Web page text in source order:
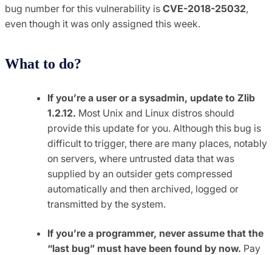
bug number for this vulnerability is CVE-2018-25032,
even though it was only assigned this week.
What to do?
If you’re a user or a sysadmin, update to Zlib
1.2.12. Most Unix and Linux distros should
provide this update for you. Although this bug is
difficult to trigger, there are many places, notably
on servers, where untrusted data that was
supplied by an outsider gets compressed
automatically and then archived, logged or
transmitted by the system.
If you’re a programmer, never assume that the
“last bug” must have been found by now. Pay